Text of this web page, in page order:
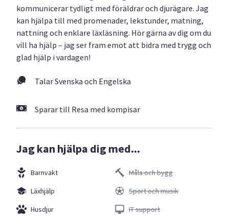
kommunicerar tydligt med föräldrar och djurägare. Jag
kan hjälpa till med promenader, lekstunder, matning,
nattning och enklare läxläsning. Hör gärna av dig om du
vill ha hjälp – jag ser fram emot att bidra med trygg och
glad hjälp i vardagen!
Talar Svenska och Engelska
Sparar till Resa med kompisar
Jag kan hjälpa dig med...
Barnvakt
Läxhjälp
Husdjur
Måla och bygg
Sport och musik
IT support